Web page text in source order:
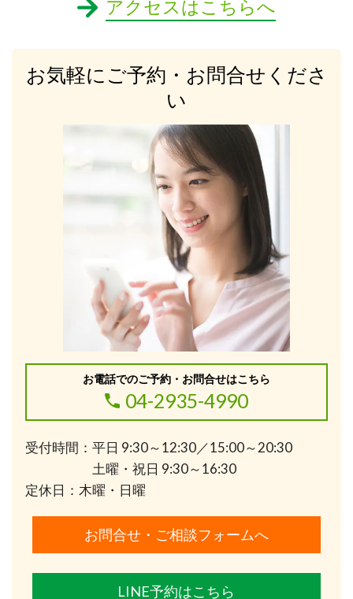
アクセスはこちらへ
お気軽にご予約・お問合せくださ
い
お電話でのご予約・お問合せはこちら
04-2935-4990
受付時間：平日 9:30～12:30／15:00～20:30
土曜・祝日 9:30～16:30
定休日：木曜・日曜
お問合せ・ご相談フォームへ
LINE予約はこちら